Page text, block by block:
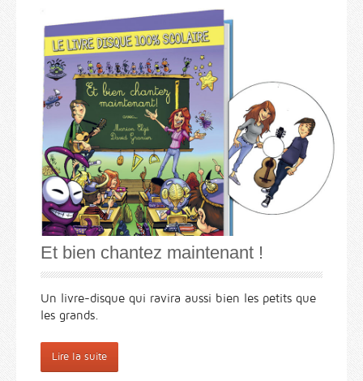
Et bien chantez maintenant !
Un livre-disque qui ravira aussi bien les petits que
les grands.
Lire la suite